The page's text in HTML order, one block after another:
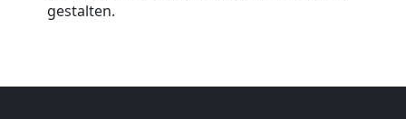
gestalten.
Anfrage
Möbeltransport